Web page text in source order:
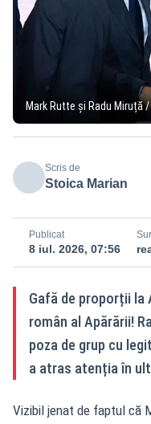
Mark Rutte și Radu Miruță
Scris de
Stoica Marian
Publicat
8 iul. 2026, 07:56
Gafă de proporții la
român al Apărării!
poza de grup cu
a atras atenția în
Vizibil jenat de faptul că